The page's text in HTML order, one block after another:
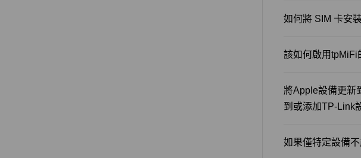
如何將 SIM 卡安
該如何啟用tpMiFi
將Apple設備更新
到或添加TP-Link
如果僅特定設備